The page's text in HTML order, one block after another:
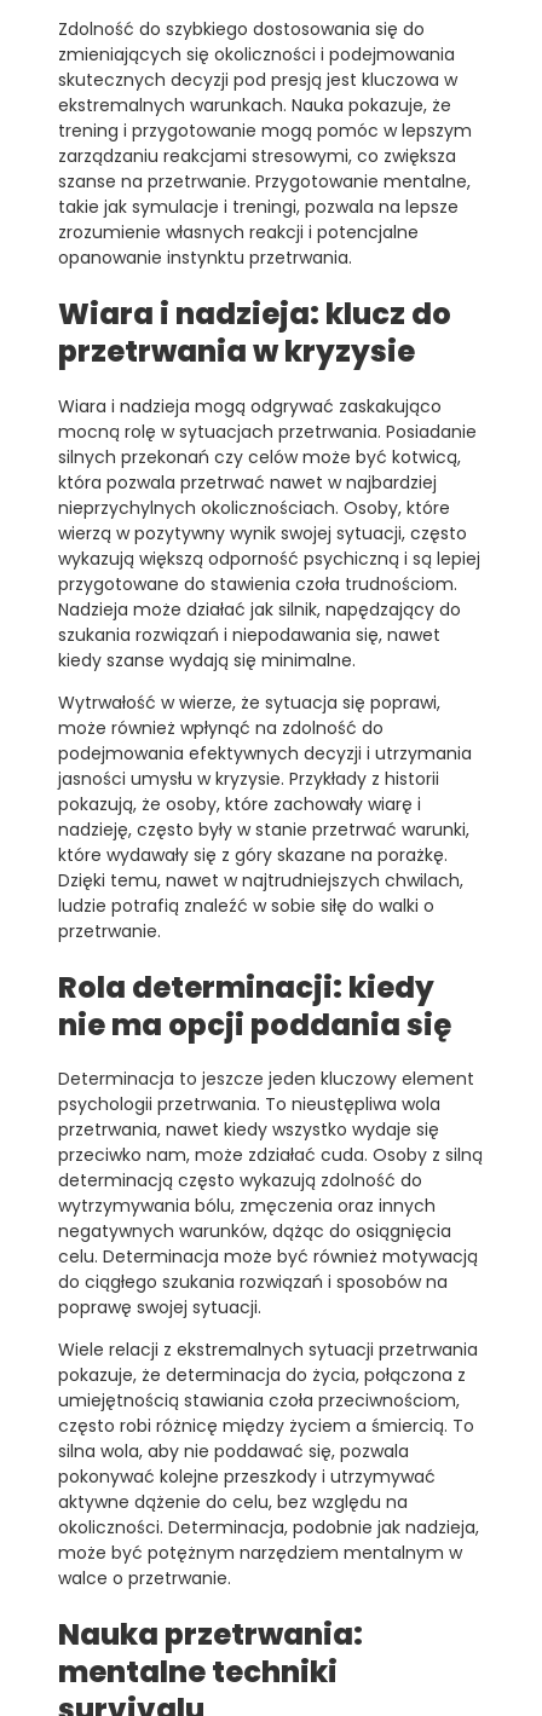
Zdolność do szybkiego dostosowania się do
zmieniających się okoliczności i podejmowania
skutecznych decyzji pod presją jest kluczowa w
ekstremalnych warunkach. Nauka pokazuje, że
trening i przygotowanie mogą pomóc w lepszym
zarządzaniu reakcjami stresowymi, co zwiększa
szanse na przetrwanie. Przygotowanie mentalne,
takie jak symulacje i treningi, pozwala na lepsze
zrozumienie własnych reakcji i potencjalne
opanowanie instynktu przetrwania.
Wiara i nadzieja: klucz do
przetrwania w kryzysie
Wiara i nadzieja mogą odgrywać zaskakująco
mocną rolę w sytuacjach przetrwania. Posiadanie
silnych przekonań czy celów może być kotwicą,
która pozwala przetrwać nawet w najbardziej
nieprzychylnych okolicznościach. Osoby, które
wierzą w pozytywny wynik swojej sytuacji, często
wykazują większą odporność psychiczną i są lepiej
przygotowane do stawienia czoła trudnościom.
Nadzieja może działać jak silnik, napędzający do
szukania rozwiązań i niepodawania się, nawet
kiedy szanse wydają się minimalne.
Wytrwałość w wierze, że sytuacja się poprawi,
może również wpłynąć na zdolność do
podejmowania efektywnych decyzji i utrzymania
jasności umysłu w kryzysie. Przykłady z historii
pokazują, że osoby, które zachowały wiarę i
nadzieję, często były w stanie przetrwać warunki,
które wydawały się z góry skazane na porażkę.
Dzięki temu, nawet w najtrudniejszych chwilach,
ludzie potrafią znaleźć w sobie siłę do walki o
przetrwanie.
Rola determinacji: kiedy
nie ma opcji poddania się
Determinacja to jeszcze jeden kluczowy element
psychologii przetrwania. To nieustępliwa wola
przetrwania, nawet kiedy wszystko wydaje się
przeciwko nam, może zdziałać cuda. Osoby z silną
determinacją często wykazują zdolność do
wytrzymywania bólu, zmęczenia oraz innych
negatywnych warunków, dążąc do osiągnięcia
celu. Determinacja może być również motywacją
do ciągłego szukania rozwiązań i sposobów na
poprawę swojej sytuacji.
Wiele relacji z ekstremalnych sytuacji przetrwania
pokazuje, że determinacja do życia, połączona z
umiejętnością stawiania czoła przeciwnościom,
często robi różnicę między życiem a śmiercią. To
silna wola, aby nie poddawać się, pozwala
pokonywać kolejne przeszkody i utrzymywać
aktywne dążenie do celu, bez względu na
okoliczności. Determinacja, podobnie jak nadzieja,
może być potężnym narzędziem mentalnym w
walce o przetrwanie.
Nauka przetrwania:
mentalne techniki